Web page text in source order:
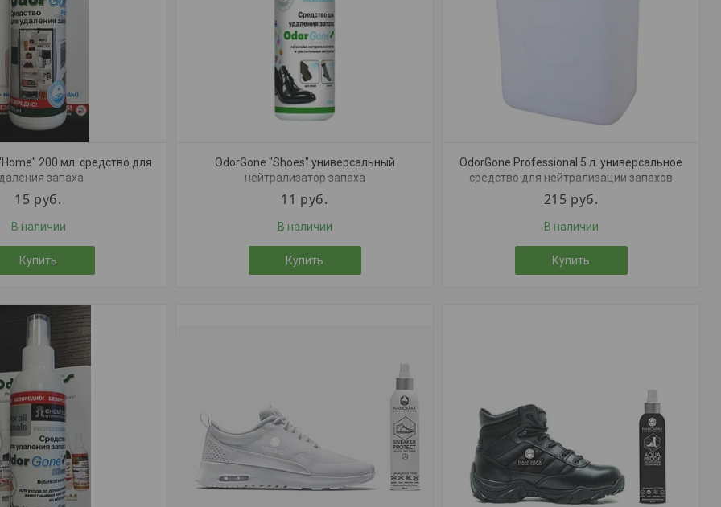
200 мл. средство для
запаха
15 руб.
В наличии
Купить
OdorGone "Shoes" универсальный
нейтрализатор запаха
11 руб.
В наличии
Купить
OdorGone Professional 5 л. универсальное
средство для нейтрализации запахов
215 руб.
В наличии
Купить